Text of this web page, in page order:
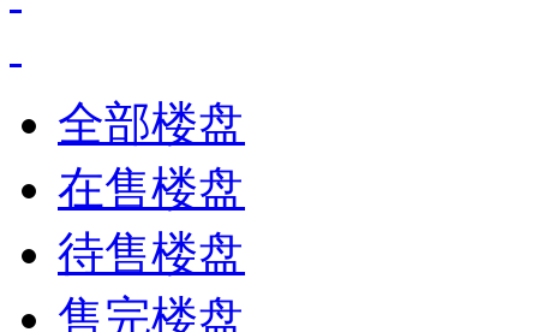
全部楼盘
在售楼盘
待售楼盘
售完楼盘